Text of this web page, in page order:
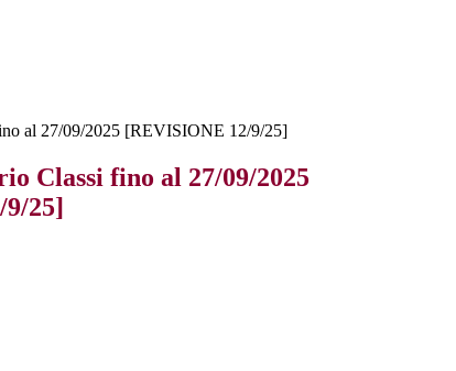
al 27/09/2025 [REVISIONE 12/9/25]
Classi fino al 27/09/2025
25]